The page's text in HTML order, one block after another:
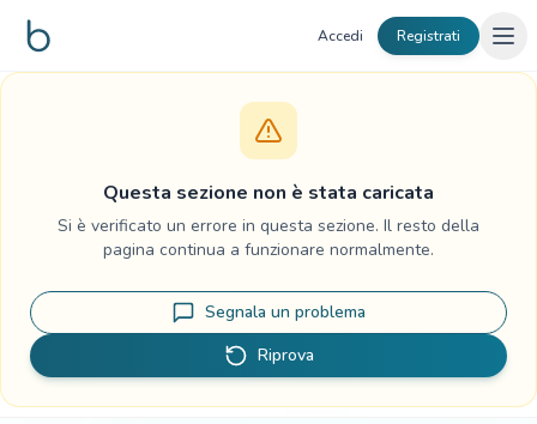
Vai al contenuto
Accedi Registrati
Questa sezione non è stata caricata
Si è verificato un errore in questa sezione. Il resto della
pagina continua a funzionare normalmente.
Segnala un problema
Riprova